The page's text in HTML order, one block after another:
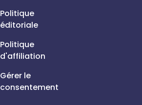
Politique
éditoriale
Politique
d'affiliation
Gérer le
consentement